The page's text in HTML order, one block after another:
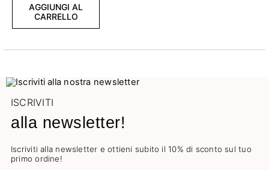
AGGIUNGI AL
CARRELLO
ISCRIVITI
alla newsletter!
Iscriviti alla newsletter e ottieni subito il 10% di sconto sul tuo
primo ordine!